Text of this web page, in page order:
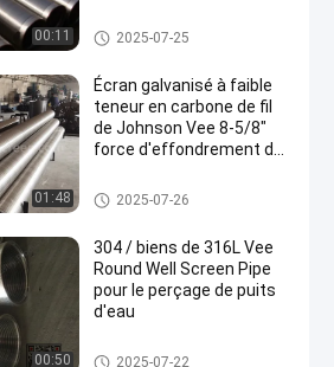
00:11 Johnson Vee Wire Screen
2025-07-25
01:48
Écran galvanisé à faible
teneur en carbone de fil
de Johnson Vee 8-5/8"
force d'effondrement de
Johnson Vee Wire Screen
2025-07-26
00:50
304 / biens de 316L Vee
Round Well Screen Pipe
pour le perçage de puits
d'eau
Johnson Vee Wire Screen
2025-07-22